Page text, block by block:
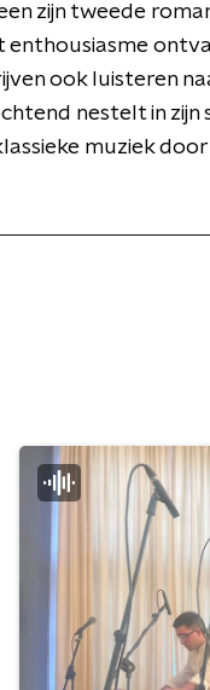
zijn tweede
enthousiasme
ook luisteren
nestelt in zijn
muziek